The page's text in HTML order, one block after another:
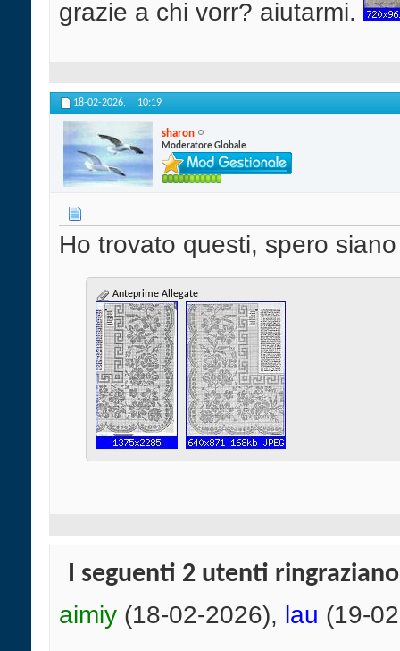
grazie a chi vorr? aiutarmi.
18-02-2026, 10:19
sharon
Moderatore Globale
Ho trovato questi, spero
Anteprime Allegate
I seguenti 2 utenti
aimiy (18-02-2026), lau (19-